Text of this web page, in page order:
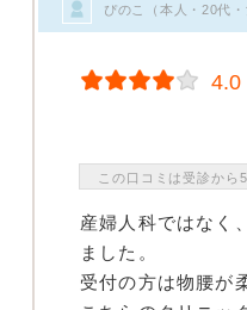
ぴのこ（本人・20代
4.0
この口コミは受診から
産婦人科ではなく
ました。
受付の方は物腰が